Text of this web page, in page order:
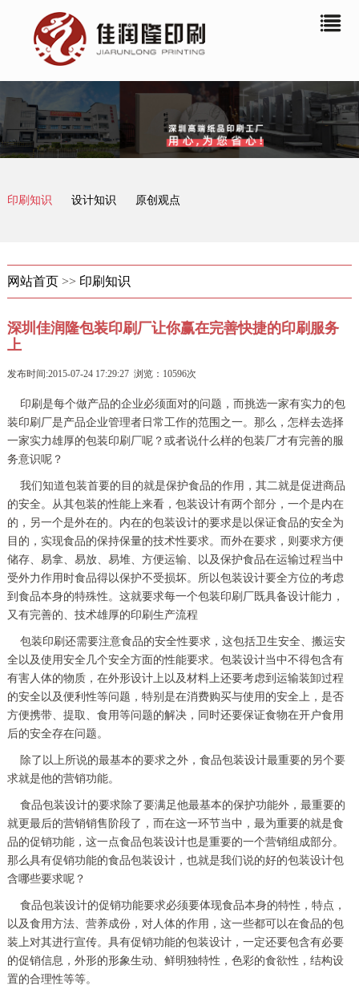
印刷知识 设计知识 原创观点
网站首页 >> 印刷知识
深圳佳润隆包装印刷厂让你赢在完善快捷的印刷服务
上
发布时间:2015-07-24 17:29:27 浏览：10596次
印刷是每个做产品的企业必须面对的问题，而挑选一家有实力的包
装印刷厂是产品企业管理者日常工作的范围之一。那么，怎样去选择
一家实力雄厚的包装印刷厂呢？或者说什么样的包装厂才有完善的服
务意识呢？
我们知道包装首要的目的就是保护食品的作用，其二就是促进商品
的安全。从其包装的性能上来看，包装设计有两个部分，一个是内在
的，另一个是外在的。内在的包装设计的要求是以保证食品的安全为
目的，实现食品的保持保量的技术性要求。而外在要求，则要求方便
储存、易拿、易放、易堆、方便运输、以及保护食品在运输过程当中
受外力作用时食品得以保护不受损坏。所以包装设计要全方位的考虑
到食品本身的特殊性。这就要求每一个包装印刷厂既具备设计能力，
又有完善的、技术雄厚的印刷生产流程
包装印刷还需要注意食品的安全性要求，这包括卫生安全、搬运安
全以及使用安全几个安全方面的性能要求。包装设计当中不得包含有
有害人体的物质，在外形设计上以及材料上还要考虑到运输装卸过程
的安全以及便利性等问题，特别是在消费购买与使用的安全上，是否
方便携带、提取、食用等问题的解决，同时还要保证食物在开户食用
后的安全存在问题。
除了以上所说的最基本的要求之外，食品包装设计最重要的另个要
求就是他的营销功能。
食品包装设计的要求除了要满足他最基本的保护功能外，最重要的
就更最后的营销销售阶段了，而在这一环节当中，最为重要的就是食
品的促销功能，这一点食品包装设计也是重要的一个营销组成部分。
那么具有促销功能的食品包装设计，也就是我们说的好的包装设计包
含哪些要求呢？
食品包装设计的促销功能要求必须要体现食品本身的特性，特点，
以及食用方法、营养成份，对人体的作用，这一些都可以在食品的包
装上对其进行宣传。具有促销功能的包装设计，一定还要包含有必要
的促销信息，外形的形象生动、鲜明独特性，色彩的食欲性，结构设
置的合理性等等。